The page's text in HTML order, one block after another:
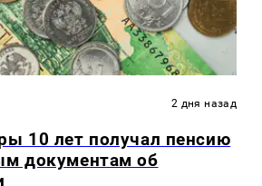
2 дня назад
10 лет получал пенсию
документам об